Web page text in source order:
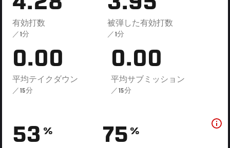
有効打数
／1分
被弾した有効打数
／1分
0.00
平均テイクダウン
／15分
0.00
平均サブミッション
／15分
53 % 75 %